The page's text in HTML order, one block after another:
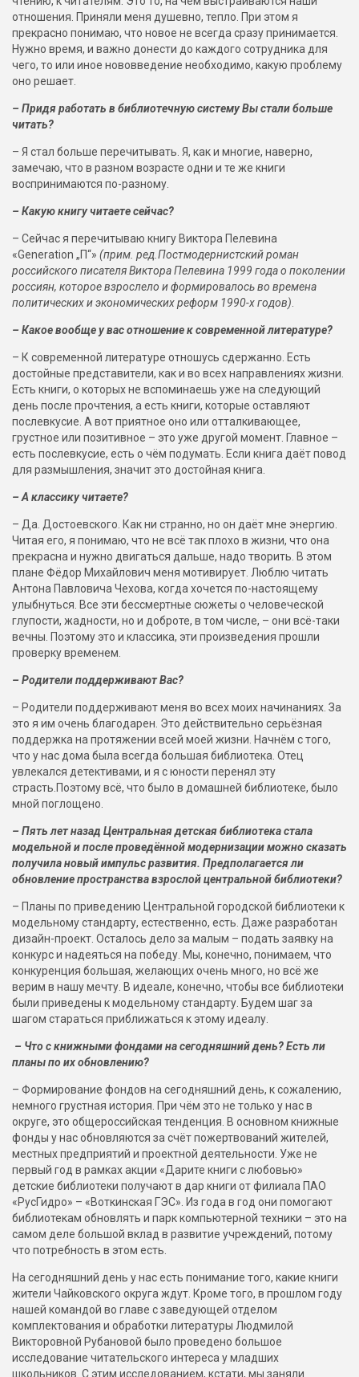
отношения. Приняли меня душевно, тепло. При этом я
прекрасно понимаю, что новое не всегда сразу принимается.
Нужно время, и важно донести до каждого сотрудника для
чего, то или иное нововведение необходимо, какую проблему
оно решает.
– Придя работать в библиотечную систему Вы стали больше
читать?
– Я стал больше перечитывать. Я, как и многие, наверно,
замечаю, что в разном возрасте одни и те же книги
воспринимаются по-разному.
– Какую книгу читаете сейчас?
– Сейчас я перечитываю книгу Виктора Пелевина
«Generation „П“» (прим. ред.Постмодернистский роман
российского писателя Виктора Пелевина 1999 года о поколении
россиян, которое взрослело и формировалось во времена
политических и экономических реформ 1990-х годов)
– Какое вообще у вас отношение к современной литературе?
– К современной литературе отношусь сдержанно. Есть
достойные представители, как и во всех направлениях жизни.
Есть книги, о которых не вспоминаешь уже на следующий
день после прочтения, а есть книги, которые оставляют
послевкусие. А вот приятное оно или отталкивающее,
грустное или позитивное – это уже другой момент. Главное –
есть послевкусие, есть о чём подумать. Если книга даёт повод
для размышления, значит это достойная книга.
– А классику читаете?
– Да. Достоевского. Как ни странно, но он даёт мне энергию.
Читая его, я понимаю, что не всё так плохо в жизни, что она
прекрасна и нужно двигаться дальше, надо творить. В этом
плане Фёдор Михайлович меня мотивирует. Люблю читать
Антона Павловича Чехова, когда хочется по-настоящему
улыбнуться. Все эти бессмертные сюжеты о человеческой
глупости, жадности, но и доброте, в том числе, – они всё-таки
вечны. Поэтому это и классика, эти произведения прошли
проверку временем.
– Родители поддерживают Вас?
– Родители поддерживают меня во всех моих начинаниях. За
это я им очень благодарен. Это действительно серьёзная
поддержка на протяжении всей моей жизни. Начнём с того,
что у нас дома была всегда большая библиотека. Отец
увлекался детективами, и я с юности перенял эту
страсть.Поэтому всё, что было в домашней библиотеке, было
мной поглощено.
– Пять лет назад Центральная детская библиотека стала
модельной и после проведённой модернизации можно сказать
получила новый импульс развития. Предполагается ли
обновление пространства взрослой центральной библиотеки?
– Планы по приведению Центральной городской библиотеки к
модельному стандарту, естественно, есть. Даже разработан
дизайн-проект. Осталось дело за малым – подать заявку на
конкурс и надеяться на победу. Мы, конечно, понимаем, что
конкуренция большая, желающих очень много, но всё же
верим в нашу мечту. В идеале, конечно, чтобы все библиотеки
были приведены к модельному стандарту. Будем шаг за
шагом стараться приближаться к этому идеалу.
– Что с книжными фондами на сегодняшний день? Есть ли
планы по их обновлению?
– Формирование фондов на сегодняшний день, к сожалению,
немного грустная история. При чём это не только у нас в
округе, это общероссийская тенденция. В основном книжные
фонды у нас обновляются за счёт пожертвований жителей,
местных предприятий и проектной деятельности. Уже не
первый год в рамках акции «Дарите книги с любовью»
детские библиотеки получают в дар книги от филиала ПАО
«РусГидро» – «Воткинская ГЭС». Из года в год они помогают
библиотекам обновлять и парк компьютерной техники – это на
самом деле большой вклад в развитие учреждений, потому
что потребность в этом есть.
На сегодняшний день у нас есть понимание того, какие книги
жители Чайковского округа ждут. Кроме того, в прошлом году
нашей командой во главе с заведующей отделом
комплектования и обработки литературы Людмилой
Викторовной Рубановой было проведено большое
исследование читательского интереса у младших
школьников. С этим исследованием, кстати, мы заняли